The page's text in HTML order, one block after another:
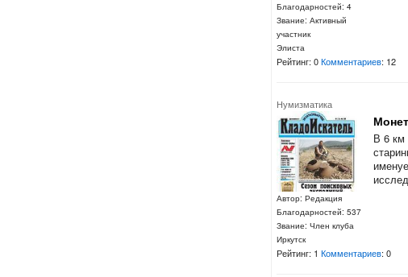
Благодарностей: 4
Звание: Активный
участник
Элиста
Рейтинг: 0Комментариев: 12
Нумизматика
Автор: Редакция
Благодарностей: 537
Звание: Член клуба
Иркутск
В 6 км
Рейтинг: 1 Комментариев: 0